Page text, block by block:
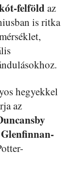
felföld az
is ritka
hegyekkel
az
Glenfinnan-